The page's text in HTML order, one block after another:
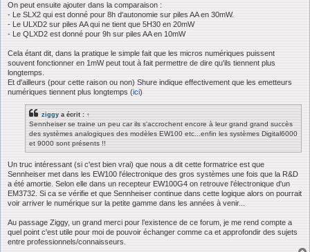
On peut ensuite ajouter dans la comparaison :
- Le SLX2 qui est donné pour 8h d'autonomie sur piles AA en 30mW.
- Le ULXD2 sur piles AA qui ne tient que 5H30 en 20mW
- Le QLXD2 est donné pour 9h sur piles AA en 10mW
Cela étant dit, dans la pratique le simple fait que les micros numériques puissent
souvent fonctionner en 1mW peut tout à fait permettre de dire qu'ils tiennent plus
longtemps.
Et d'ailleurs (pour cette raison ou non) Shure indique effectivement que les emetteurs
numériques tiennent plus longtemps (ici)
ziggy a écrit : ↑
Sennheiser se traine un peu car ils s'accrochent encore à leur grand grand succès
des systèmes analogiques des modèles EW100 etc...enfin les systèmes Digital6000
et 9000 sont présents !!
Un truc intéressant (si c'est bien vrai) que nous a dit cette formatrice est que
Sennheiser met dans les EW100 l'électronique des gros systèmes une fois que la R&D
a été amortie. Selon elle dans un recepteur EW100G4 on retrouve l’électronique d'un
EM3732. Si ca se vérifie et que Sennheiser continue dans cette logique alors on pourrait
voir arriver le numérique sur la petite gamme dans les années à venir...
Au passage Ziggy, un grand merci pour l’existence de ce forum, je me rend compte a
quel point c'est utile pour moi de pouvoir échanger comme ca et approfondir des sujets
entre professionnels/connaisseurs.